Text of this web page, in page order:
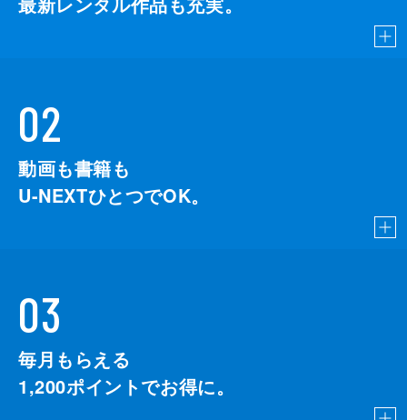
02
動画も書籍も
U-NEXTひとつでOK。
03
毎月もらえる
1,200ポイントでお得に。